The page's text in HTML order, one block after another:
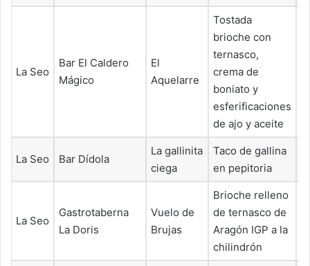
La Seo
Bar El Caldero
Mágico
El
Aquelarre
Tostada
brioche con
ternasco,
crema de
boniato y
esferificaciones
de ajo y aceite
La Seo Bar Dídola
La gallinita
ciega
Taco de gallina
en pepitoria
La Seo
Gastrotaberna
La Doris
Vuelo de
Brujas
Brioche relleno
de ternasco de
Aragón IGP a la
chilindrón